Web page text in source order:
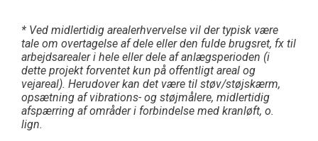
* Ved midlertidig arealerhvervelse vil der typisk være
tale om overtagelse af dele eller den fulde brugsret, fx til
arbejdsarealer i hele eller dele afanlægsperioden (i
dette projekt forventet kun på offentligt areal og
vejareal). Herudover kan det være til støv/støjskærm,
opsætning af vibrations- og støjmålere, midlertidig
afspærring af områder i forbindelse med kranløft, o.
lign.